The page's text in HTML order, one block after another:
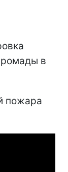
в
пожара